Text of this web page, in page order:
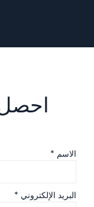
الاسم *
البريد الإلكتروني *